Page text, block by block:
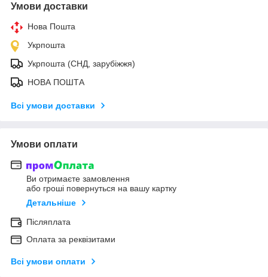
Умови доставки
Нова Пошта
Укрпошта
Укрпошта (СНД, зарубіжжя)
НОВА ПОШТА
Всі умови доставки
Умови оплати
Ви отримаєте замовлення
або гроші повернуться на вашу картку
Детальніше
Післяплата
Оплата за реквізитами
Всі умови оплати